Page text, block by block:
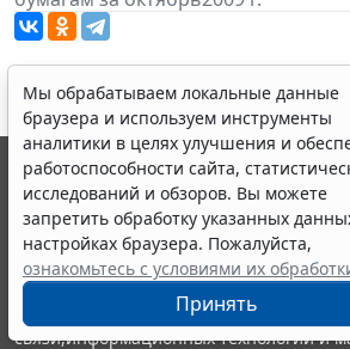
Мы обрабатываем локальные данные
браузера и используем инструменты
аналитики в целях улучшения и
работоспособности сайта,
исследований и обзоров. Вы можете
запретить обработку указанных
настройках браузера. Пожалуйста,
ознакомьтесь с условиями их
Принять
© ООО "НПП "ГАРАНТ-СЕРВИС", 2026.
выпускается с 1990 года. Компания
являются участниками Российской
информации ГАРАНТ.
Портал ГАРАНТ.РУ зарегистрирован в
издания Федеральной службой по
связи,информационных технологий и